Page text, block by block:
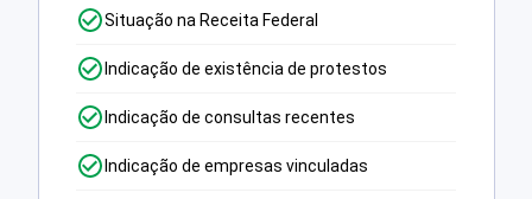
Situação na Receita Federal
Indicação de existência de protestos
Indicação de consultas recentes
Indicação de empresas vinculadas